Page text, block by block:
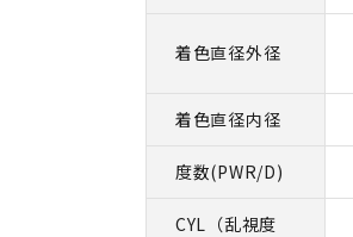
着色直径外径
着色直径内径
度数(PWR/D)
CYL（乱視度